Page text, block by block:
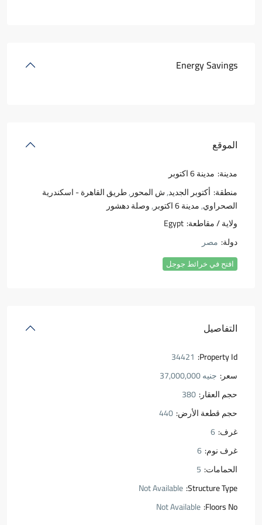
Energy Savings
الموقع
مدينة: مدينة 6 اكتوبر
منطقة: أكتوبر الجديد,ش المحور,طريق القاهرة - اسكندرية
الصحراوي,مدينة 6 اكتوبر ,وصلة دهشور
ولاية / مقاطعة: Egypt
دولة: مصر
افتح في خرائط جوجل
التفاصيل
Property Id:
34421
سعر: جنيه 37,000,000
حجم العقار: 380
حجم قطعة الأرض: 440
غرف: 6
غرف نوم: 6
الحمامات: 5
Structure Type:
Not Available
Floors No:
Not Available